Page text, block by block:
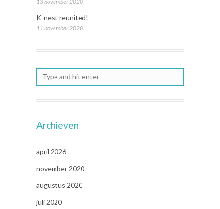
13 november 2020
K-nest reunited!
11 november 2020
Archieven
april 2026
november 2020
augustus 2020
juli 2020